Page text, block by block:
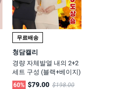
무료배송
청담캘리
경량 자체발열 내의 2+2
세트 구성 (블랙+베이지)
60% $79.00 $198.00